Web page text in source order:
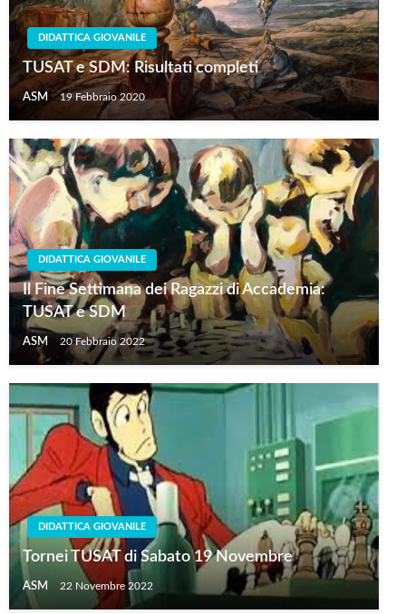
DIDATTICA GIOVANILE
TUSAT e SDM: Risultati completi
ASM 19 Febbraio 2020
DIDATTICA GIOVANILE
Il Fine Settimana dei Ragazzi di Accademia:
TUSAT e SDM
ASM 20 Febbraio 2022
DIDATTICA GIOVANILE
Tornei TUSAT di Sabato 19 Novembre
ASM 22 Novembre 2022